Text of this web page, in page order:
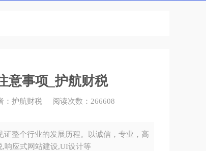
意事项_护航财税
：护航财税 阅读次数：266608
整个行业的发展历程。以诚信，专业，高
响应式网站建设,UI设计等